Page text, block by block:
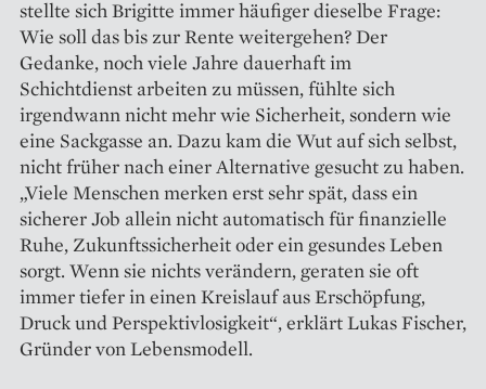
stellte sich Brigitte immer häufiger dieselbe Frage:
Wie soll das bis zur Rente weitergehen? Der
Gedanke, noch viele Jahre dauerhaft im
Schichtdienst arbeiten zu müssen, fühlte sich
irgendwann nicht mehr wie Sicherheit, sondern wie
eine Sackgasse an. Dazu kam die Wut auf sich selbst,
nicht früher nach einer Alternative gesucht zu haben.
„Viele Menschen merken erst sehr spät, dass ein
sicherer Job allein nicht automatisch für finanzielle
Ruhe, Zukunftssicherheit oder ein gesundes Leben
sorgt. Wenn sie nichts verändern, geraten sie oft
immer tiefer in einen Kreislauf aus Erschöpfung,
Druck und Perspektivlosigkeit“, erklärt Lukas Fischer,
Gründer von Lebensmodell.